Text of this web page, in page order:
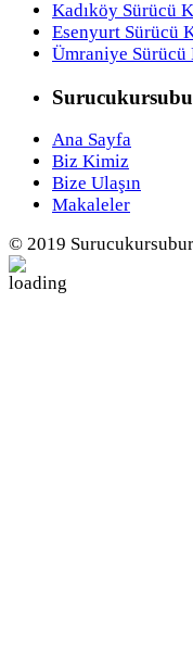
Kadıköy Sürücü
Esenyurt Sürücü
Ümraniye Sürücü
Ana Sayfa
Biz Kimiz
Bize Ulaşın
Makaleler
© 2019